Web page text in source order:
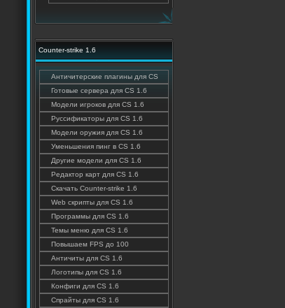
Counter-strike 1.6
Античитерские плагины для CS
Готовые сервера для CS 1.6
Модели игроков для CS 1.6
Руссификаторы для CS 1.6
Модели оружия для CS 1.6
Уменьшения пинг в CS 1.6
Другие модели для CS 1.6
Редактор карт для CS 1.6
Скачать Counter-strike 1.6
Web скрипты для CS 1.6
Программы для CS 1.6
Темы меню для CS 1.6
Повышаем FPS до 100
Античиты для CS 1.6
Логотипы для CS 1.6
Конфиги для CS 1.6
Спрайты для CS 1.6